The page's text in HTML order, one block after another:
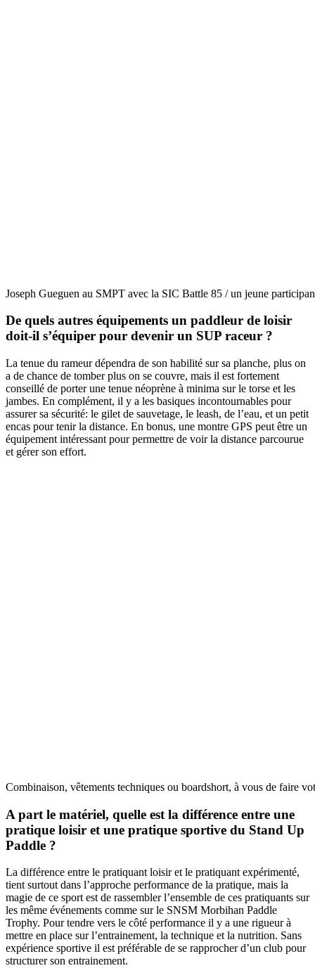
Joseph Gueguen au SMPT avec la SIC Battle 85 / un jeune
De quels autres équipements un paddleur de loisir
doit-il s’équiper pour devenir un SUP raceur ?
La tenue du rameur dépendra de son habilité sur sa planche, plus on
a de chance de tomber plus on se couvre, mais il est fortement
conseillé de porter une tenue néoprène à minima sur le torse et les
jambes. En complément, il y a les basiques incontournables pour
assurer sa sécurité: le gilet de sauvetage, le leash, de l’eau, et un petit
encas pour tenir la distance. En bonus, une montre GPS peut être un
équipement intéressant pour permettre de voir la distance parcourue
et gérer son effort.
Combinaison, vêtements techniques ou boardshort, à vous de faire
A part le matériel, quelle est la différence entre une
pratique loisir et une pratique sportive du Stand Up
Paddle ?
La différence entre le pratiquant loisir et le pratiquant expérimenté,
tient surtout dans l’approche performance de la pratique, mais la
magie de ce sport est de rassembler l’ensemble de ces pratiquants sur
les même événements comme sur le SNSM Morbihan Paddle
Trophy. Pour tendre vers le côté performance il y a une rigueur à
mettre en place sur l’entrainement, la technique et la nutrition. Sans
expérience sportive il est préférable de se rapprocher d’un club pour
structurer son entrainement.